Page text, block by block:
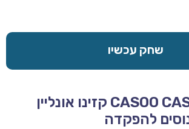
שחק עכשיו
CASOO CASINO – 2026 קזינו אונליין
להפקדה